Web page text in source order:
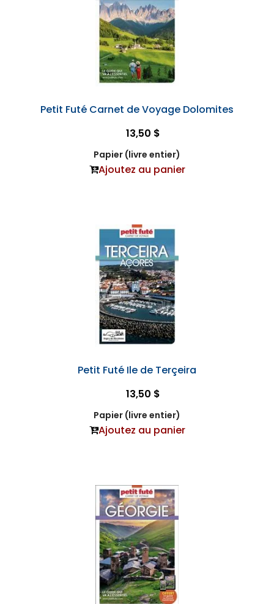
Petit Futé Carnet de Voyage Dolomites
13,50 $
Papier (livre entier)
Ajoutez au panier
Petit Futé Ile de Terçeira
13,50 $
Papier (livre entier)
Ajoutez au panier